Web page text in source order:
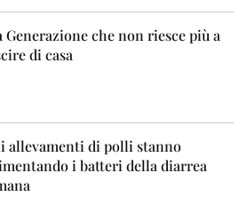
Generazione che non riesce più a
di casa
allevamenti di polli stanno
i batteri della diarrea